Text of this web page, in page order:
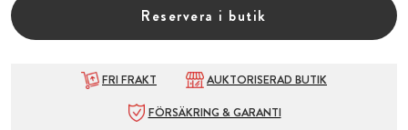
Reservera i butik
FRI FRAKT
AUKTORISERAD BUTIK
FÖRSÄKRING & GARANTI